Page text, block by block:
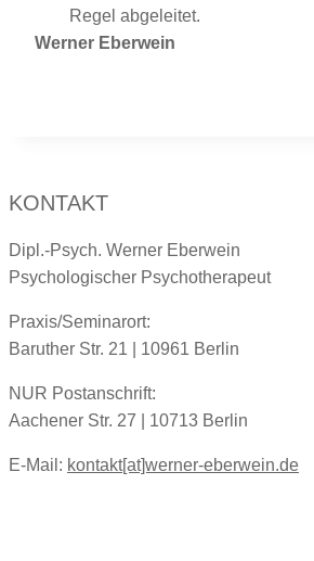
Regel abgeleitet.
Werner Eberwein
KONTAKT
Dipl.-Psych. Werner Eberwein
Psychologischer Psychotherapeut
Praxis/Seminarort:
Baruther Str. 21 | 10961 Berlin
NUR Postanschrift:
Aachener Str. 27 | 10713 Berlin
E-Mail: kontakt[at]werner-eberwein.de